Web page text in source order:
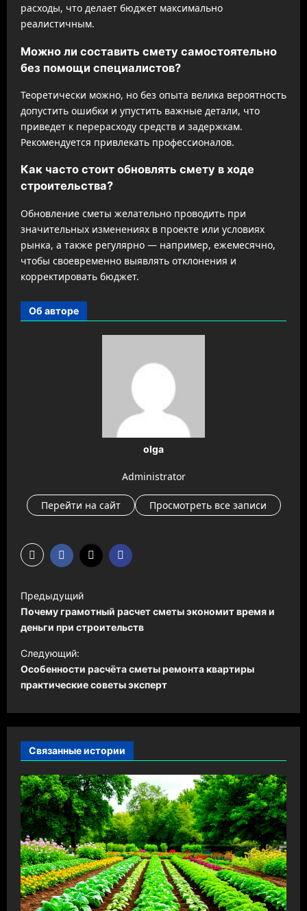
расходы, что делает бюджет максимально
реалистичным.
Можно ли составить смету самостоятельно
без помощи специалистов?
Теоретически можно, но без опыта велика вероятность
допустить ошибки и упустить важные детали, что
приведет к перерасходу средств и задержкам.
Рекомендуется привлекать профессионалов.
Как часто стоит обновлять смету в ходе
строительства?
Обновление сметы желательно проводить при
значительных изменениях в проекте или условиях
рынка, а также регулярно — например, ежемесячно,
чтобы своевременно выявлять отклонения и
корректировать бюджет.
Об авторе
olga
Administrator
Перейти на сайт Просмотреть все записи
Н
а
в
и
г
а
ц
я
з
а
п
и
с
и
Предыдущий
Почему грамотный расчет сметы экономит время и
деньги при строительств
Следующий:
Особенности расчёта сметы ремонта квартиры
практические советы эксперт
Связанные истории